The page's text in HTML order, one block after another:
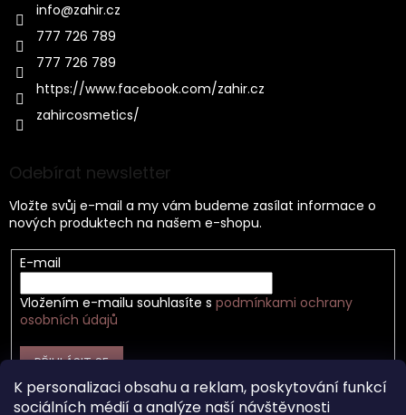
K personalizaci obsahu a reklam, poskytování funkcí
sociálních médií a analýze naší návštěvnosti
info@zahir.cz
777 726 789
777 726 789
https://www.facebook.com/zahir.cz
zahircosmetics/
Odebírat newsletter
Vložte svůj e-mail a my vám budeme zasílat informace o
nových produktech na našem e-shopu.
E-mail
Vložením e-mailu souhlasíte s podmínkami ochrany
osobních údajů
PŘIHLÁSIT SE